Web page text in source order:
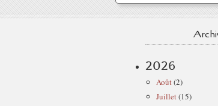
2026
Août(2)
Juillet(15)